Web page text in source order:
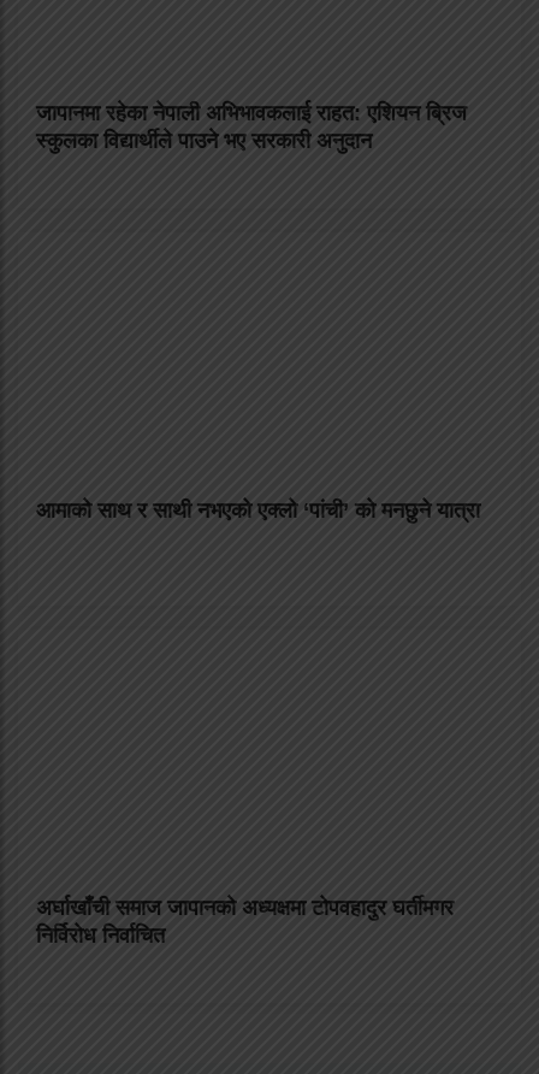
जापानमा रहेका नेपाली अभिभावकलाई राहत: एशियन ब्रिज
स्कुलका विद्यार्थीले पाउने भए सरकारी अनुदान
आमाको साथ र साथी नभएको एक्लो ‘पांची’ को मनछुने यात्रा
अर्घाखाँची समाज जापानको अध्यक्षमा टोपवहादुर घर्तीमगर
निर्विरोध निर्वाचित